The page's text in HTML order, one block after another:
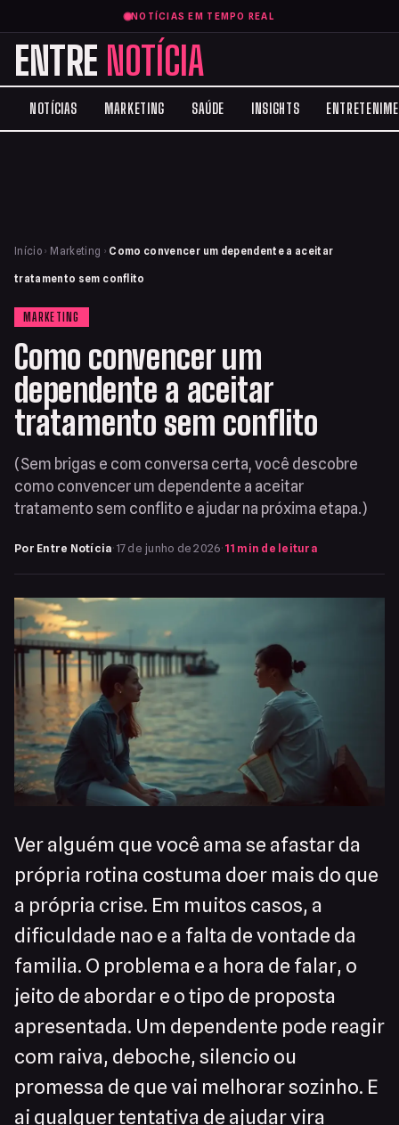
NOTÍCIAS EM TEMPO REAL
ENTRE NOTÍCIA
NOTÍCIAS MARKETING SAÚDE INSIGHTS
Início › Marketing › Como convencer um dependente a aceitar
tratamento sem conflito
MARKETING
Como convencer um
dependente a aceitar
tratamento sem conflito
(Sem brigas e com conversa certa, você descobre
como convencer um dependente a aceitar
tratamento sem conflito e ajudar na próxima etapa.)
Por Entre Notícia· 17 de junho de 2026· 11 min de leitura
Ver alguém que você ama se afastar da
própria rotina costuma doer mais do que
a própria crise. Em muitos casos, a
dificuldade nao e a falta de vontade da
familia. O problema e a hora de falar, o
jeito de abordar e o tipo de proposta
apresentada. Um dependente pode reagir
com raiva, deboche, silencio ou
promessa de que vai melhorar sozinho. E
ai qualquer tentativa de ajudar vira